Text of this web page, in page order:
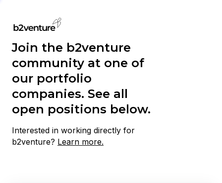
Join the b2venture
community at one of
our portfolio
companies. See all
open positions below.
Interested in working directly for
b2venture? Learn more.